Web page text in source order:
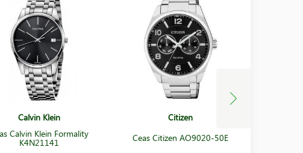
Calvin Klein
Calvin Klein Formality
K4N21141
Citizen
Ceas Citizen AO9020-50E